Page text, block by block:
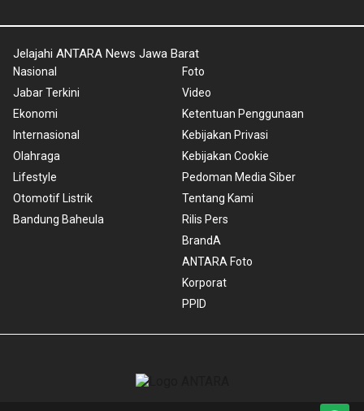
Jelajahi ANTARA News Jawa Barat
Nasional
Jabar Terkini
Ekonomi
Internasional
Olahraga
Lifestyle
Otomotif Listrik
Bandung Baheula
Foto
Video
Ketentuan Penggunaan
Kebijakan Privasi
Kebijakan Cookie
Pedoman Media Siber
Tentang Kami
Rilis Pers
BrandA
ANTARA Foto
Korporat
PPID